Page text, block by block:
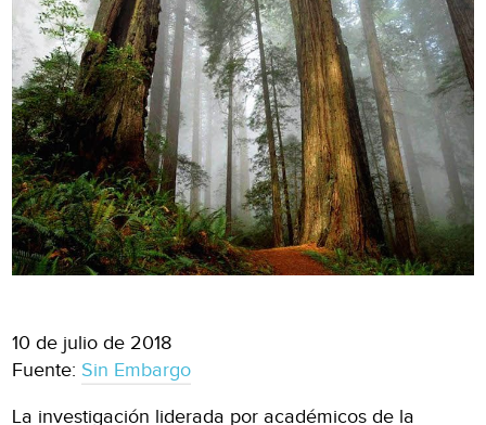
10 de julio de 2018
Fuente: Sin Embargo
La investigación liderada por académicos de la